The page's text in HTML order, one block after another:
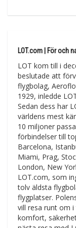
LOT.com | För och
LOT kom till i
beslutade att
flygbolag,
1929, inledde
Sedan dess har
världens mest
10 miljoner
förbindelser till
Barcelona,
Miami, Prag,
London, New
LOT.com, som
tolv äldsta
flygplatser.
vill resa runt om
komfort,